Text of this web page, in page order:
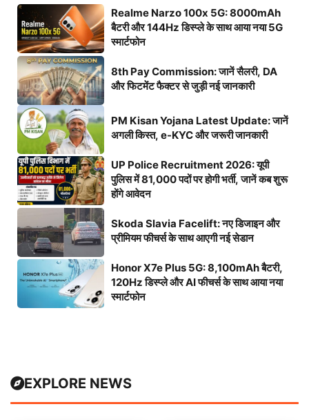
Realme Narzo 100x 5G: 8000mAh
बैटरी और 144Hz डिस्प्ले के साथ आया नया 5G
स्मार्टफोन
8th Pay Commission: जानें सैलरी, DA
और फिटमेंट फैक्टर से जुड़ी नई जानकारी
PM Kisan Yojana Latest Update: जानें
अगली किस्त, e-KYC और जरूरी जानकारी
UP Police Recruitment 2026: यूपी
पुलिस में 81,000 पदों पर होगी भर्ती, जानें कब शुरू
होंगे आवेदन
Skoda Slavia Facelift: नए डिजाइन और
प्रीमियम फीचर्स के साथ आएगी नई सेडान
Honor X7e Plus 5G: 8,100mAh बैटरी,
120Hz डिस्प्ले और AI फीचर्स के साथ आया नया
स्मार्टफोन
EXPLORE NEWS